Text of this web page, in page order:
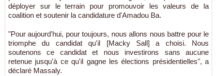
déployer sur le terrain pour promouvoir les valeurs de la
coalition et soutenir la candidature d'Amadou Ba.
"Pour aujourd'hui, pour toujours, nous allons nous battre pour le
triomphe du candidat qu'il [Macky Sall] a choisi. Nous
soutenons ce candidat et nous investirons sans aucune
retenue jusqu'à ce qu'il gagne les élections présidentielles", a
déclaré Massaly.